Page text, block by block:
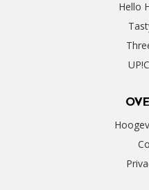
Hello